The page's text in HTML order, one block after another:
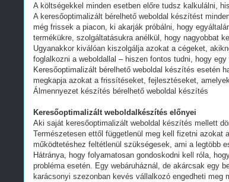
A költségekkel minden esetben előre tudsz kalkulálni,
A keresőoptimalizált bérelhető weboldal készítést
még frissek a piacon, ki akarják próbálni, hogy
termékükre, szolgáltatásukra anélkül, hogy nagyobbat
Ugyanakkor kiválóan kiszolgálja azokat a cégeket,
foglalkozni a weboldallal – hiszen fontos tudni, hogy
Keresőoptimalizált bérelhető weboldal készítés esetén
megkapja azokat a frissítéseket, fejlesztéseket,
Álmennyezet készítés bérelhető weboldal készítés
Keresőoptimalizált weboldalkészítés előnyei
Aki saját keresőoptimalizált weboldal készítés mellett
Természetesen ettől függetlenül meg kell fizetni azokat
működtetéshez feltétlenül szükségesek, ami a legtöbb
Hátránya, hogy folyamatosan gondoskodni kell róla,
probléma esetén. Egy webáruháznál, de akárcsak egy
karácsonyi szezonban kevés vállalkozó engedheti meg